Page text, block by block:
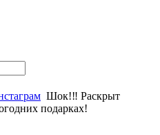
Шок!‼️ Раскрыт
подарках!